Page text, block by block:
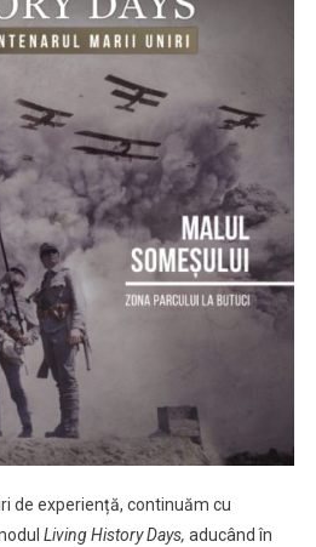
de experiență, continuăm cu
Living History Days, aducând în